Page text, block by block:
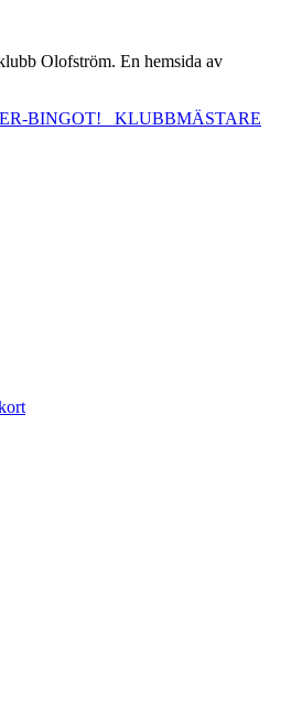
Olofström. En hemsida av
BINGOT!
KLUBBMÄSTARE